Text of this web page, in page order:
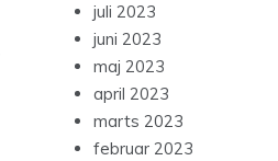
juli 2023
juni 2023
maj 2023
april 2023
marts 2023
februar 2023